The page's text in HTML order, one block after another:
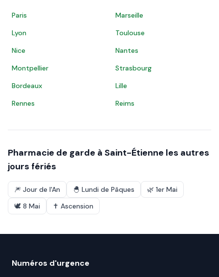
Paris
Marseille
Lyon
Toulouse
Nice
Nantes
Montpellier
Strasbourg
Bordeaux
Lille
Rennes
Reims
Pharmacie de garde à Saint-Étienne les autres
jours fériés
🎆 Jour de l'An 🐣 Lundi de Pâques 🌿 1er Mai
🕊️ 8 Mai ✝️ Ascension
Numéros d'urgence